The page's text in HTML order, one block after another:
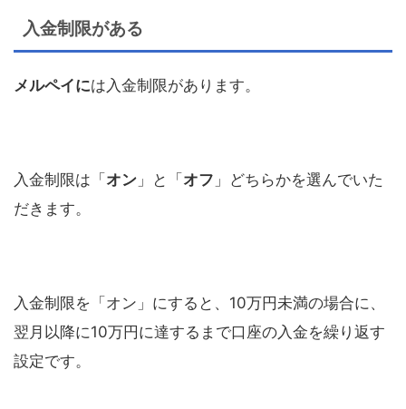
入金制限がある
メルペイには入金制限があります。
入金制限は「 オン 」と「 オフ 」どちらかを選んでいた
だきます。
入金制限を「オン」にすると、 10万円未満の場合に、
翌月以降に10万円に達するまで口座の入金を繰り返す
設定です。